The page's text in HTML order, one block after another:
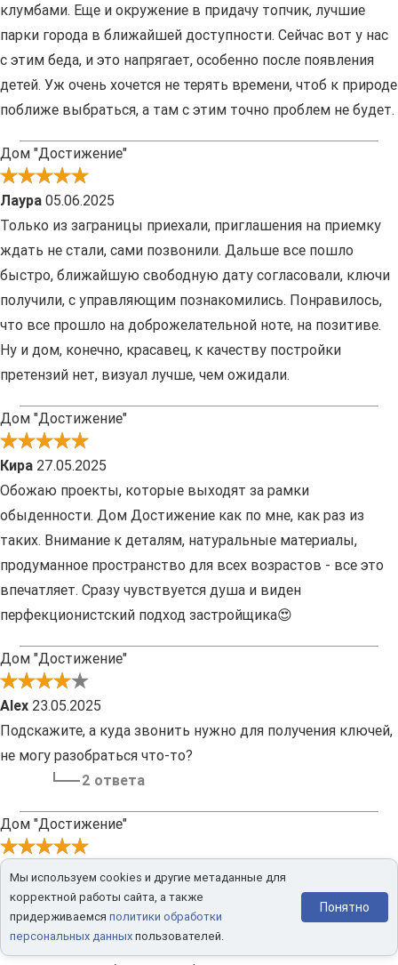
клумбами. Еще и окружение в придачу топчик, лучшие
парки города в ближайшей доступности. Сейчас вот у нас
с этим беда, и это напрягает, особенно после появления
детей. Уж очень хочется не терять времени, чтоб к природе
поближе выбраться, а там с этим точно проблем не будет.
Дом "Достижение"
Лаура 05.06.2025
Только из заграницы приехали, приглашения на приемку
ждать не стали, сами позвонили. Дальше все пошло
быстро, ближайшую свободную дату согласовали, ключи
получили, с управляющим познакомились. Понравилось,
что все прошло на доброжелательной ноте, на позитиве.
Ну и дом, конечно, красавец, к качеству постройки
претензий нет, визуал лучше, чем ожидали.
Дом "Достижение"
Кира 27.05.2025
Обожаю проекты, которые выходят за рамки
обыденности. Дом Достижение как по мне, как раз из
таких. Внимание к деталям, натуральные материалы,
продуманное пространство для всех возрастов - все это
впечатляет. Сразу чувствуется душа и виден
перфекционистский подход застройщика😍
Дом "Достижение"
Alex 23.05.2025
Подскажите, а куда звонить нужно для получения ключей,
не могу разобраться что-то?
2 ответа
Дом "Достижение"
Ирина В.
14.05.2025
Прежде всего визуал зацепил, фасад в стиле ар деко,
смотрится оч круто, ну а потом полезла изучать, и как
говорится, дальше все как в тумане😁 нравится все!
Мы используем cookies и другие метаданные для
корректной работы сайта, а также
придерживаемся политики обработки
персональных данных пользователей.
Понятно